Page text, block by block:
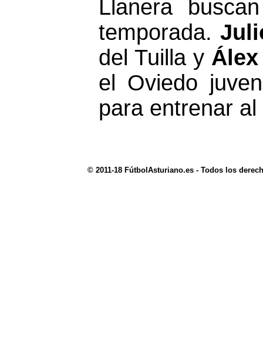
Llanera
temporada.
del Tuilla y
el Oviedo
para entrenar
© 2011-18 FútbolAsturiano.es - Todos los